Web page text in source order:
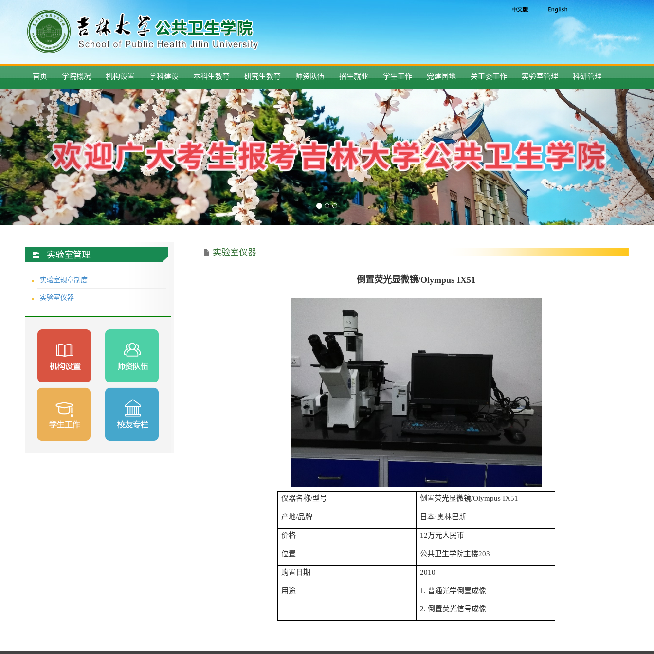
首页 学院概况 机构设置 学科建设 本科生教育 研究生教育 师资队伍 招生就业 学生工作 党建园地 关工委工作 实验室管理 科研管理
实验室管理
实验室规章制度
实验室仪器
实验室仪器
倒置荧光显微镜/Olympus IX51
仪器名称/型号 倒置荧光显微镜/Olympus IX51
产地/品牌 日本·奥林巴斯
价格 12万元人民币
位置 公共卫生学院主楼203
购置日期 2010
用途 1. 普通光学倒置成像
2. 倒置荧光信号成像